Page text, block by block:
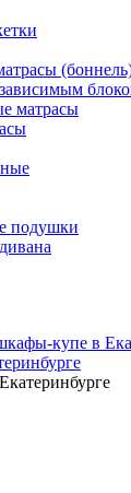
матрасы
подушки
купе в